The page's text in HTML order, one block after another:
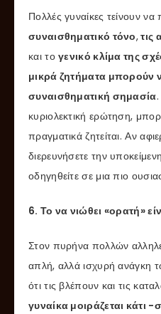
Πολλές γυναίκες τείνουν
συναισθηματικό τόνο,τις
και τογενικό κλίμα της
μικρά ζητήματα μπορούν
συναισθηματική σημασία
κυριολεκτική ερώτηση,
πραγματικά ζητείται. Αν
διερευνήσετε την
οδηγηθείτε σε μια πιο
6. Το να νιώθει «ορατή»
Στον πυρήνα πολλών
απλή, αλλά ισχυρή ανάγκη
ότι τις βλέπουν και τις
γυναίκα μοιράζεται κάτι